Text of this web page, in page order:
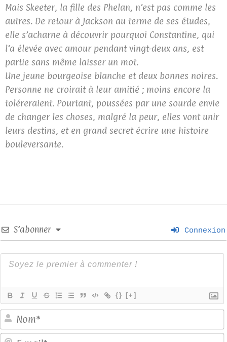
Mais Skeeter, la fille des Phelan, n’est pas comme les
autres. De retour à Jackson au terme de ses études,
elle s’acharne à découvrir pourquoi Constantine, qui
l’a élevée avec amour pendant vingt-deux ans, est
partie sans même laisser un mot.
Une jeune bourgeoise blanche et deux bonnes noires.
Personne ne croirait à leur amitié ; moins encore la
toléreraient. Pourtant, poussées par une sourde envie
de changer les choses, malgré la peur, elles vont unir
leurs destins, et en grand secret écrire une histoire
bouleversante.
S’abonner Connexion
{} [+]